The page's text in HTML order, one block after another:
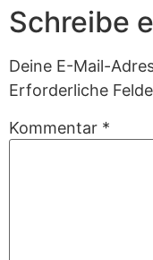
Schreibe
Deine E-Mail-
Erforderliche
Kommentar *